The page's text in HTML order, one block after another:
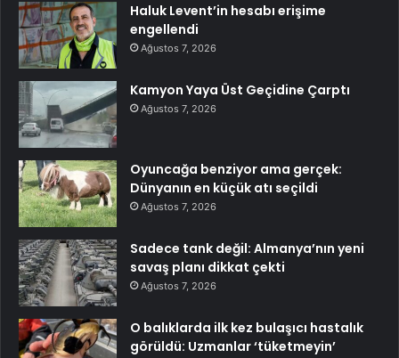
Haluk Levent’in hesabı erişime
engellendi
Ağustos 7, 2026
Kamyon Yaya Üst Geçidine Çarptı
Ağustos 7, 2026
Oyuncağa benziyor ama gerçek:
Dünyanın en küçük atı seçildi
Ağustos 7, 2026
Sadece tank değil: Almanya’nın yeni
savaş planı dikkat çekti
Ağustos 7, 2026
O balıklarda ilk kez bulaşıcı hastalık
görüldü: Uzmanlar ‘tüketmeyin’